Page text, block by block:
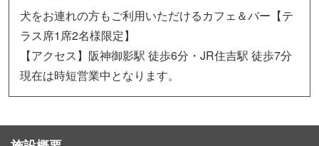
犬をお連れの方もご利用いただけるカフェ＆バー【テ
ラス席1席2名様限定】
【アクセス】阪神御影駅 徒歩6分・JR住吉駅 徒歩7分
現在は時短営業中となります。